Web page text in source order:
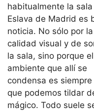
habitualmente la
Eslava de Madrid es
noticia. No sólo por
calidad visual y de
la sala, sino porque el
ambiente que allí se
condensa es siempre
que podemos tildar
mágico. Todo suele